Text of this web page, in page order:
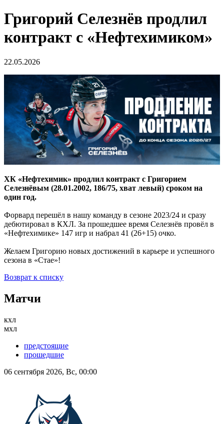
Григорий Селезнёв продлил
контракт с «Нефтехимиком»
22.05.2026
ХК «Нефтехимик» продлил контракт с Григорием
Селезнёвым (28.01.2002, 186/75, хват левый) сроком на
один год.
Форвард перешёл в нашу команду в сезоне 2023/24 и сразу
дебютировал в КХЛ. За прошедшее время Селезнёв провёл в
«Нефтехимике» 147 игр и набрал 41 (26+15) очко.
Желаем Григорию новых достижений в карьере и успешного
сезона в «Стае»!
Возврат к списку
Матчи
кхл
мхл
предстоящие
прошедшие
06 сентября 2026, Вс, 00:00